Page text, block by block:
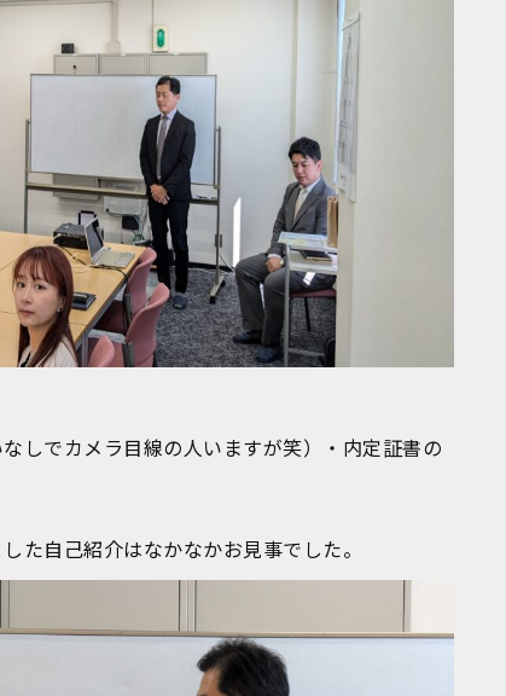
しでカメラ目線の人いますが笑）・内定証書の
た自己紹介はなかなかお見事でした。